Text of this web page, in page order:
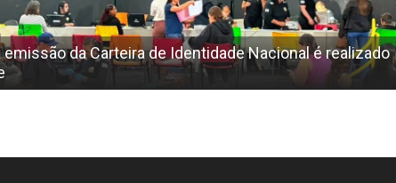
emissão da Carteira de Identidade Nacional é realizado